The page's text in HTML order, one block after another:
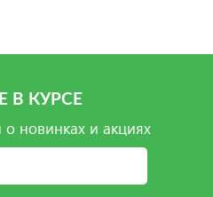
В КУРСЕ
новинках и акциях